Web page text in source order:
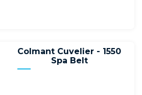
Colmant Cuvelier - 1550
Spa Belt